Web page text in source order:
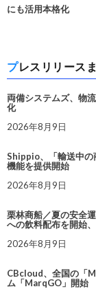
にも活用本格化
プレスリリース
両備システムズ、物
化
2026年8月9日
Shippio、「輸送中の
機能を提供開始
2026年8月9日
栗林商船／夏の安全
への飲料配布を開始
2026年8月9日
CBcloud、全国の「
ム「MarqGO」開始